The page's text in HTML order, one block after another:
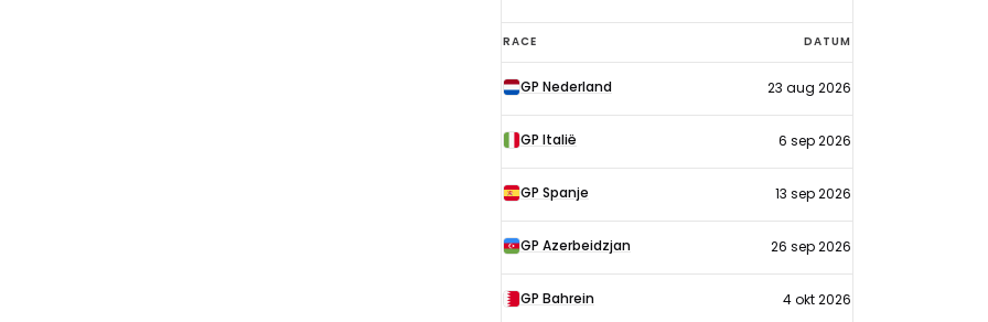
F1-
kalender
2026
RACE DATUM
GP Nederland 23 aug 2026
GP Italië 6 sep 2026
GP Spanje 13 sep 2026
GP Azerbeidzjan 26 sep 2026
GP Bahrein 4 okt 2026